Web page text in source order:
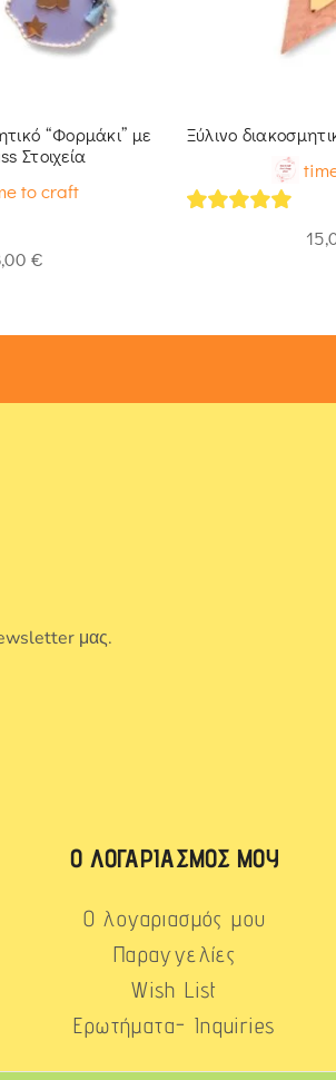
“Φορμάκι” με
Στοιχεία
to craft
€
Ξύλινο
μας.
Ο ΛΟΓΑΡΙΑΣΜΌΣ ΜΟΥ
Ο λογαριασμός μου
Παραγγελίες
Wish List
Ερωτήματα- Inquiries